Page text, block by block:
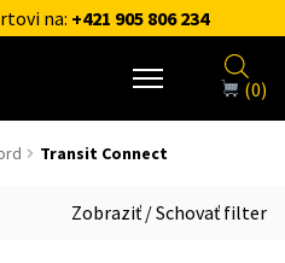
na: +421 905 806 234
(0)
Transit Connect
Zobraziť / Schovať filter